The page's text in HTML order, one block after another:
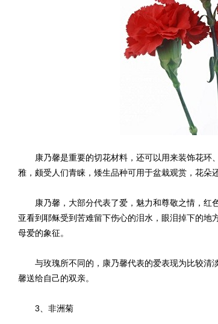
康乃馨是重要的切花材料，还可以用来装饰花环
雅，颇受人们青睐，矮生品种可用于盆栽观赏，花朵
康乃馨，大部分代表了爱，魅力和尊敬之情，红
亚看到耶稣受到苦难留下伤心的泪水，眼泪掉下的地
母爱的象征。
与玫瑰所不同的，康乃馨代表的爱表现为比较清
馨送给自己的双亲。
3、非洲菊